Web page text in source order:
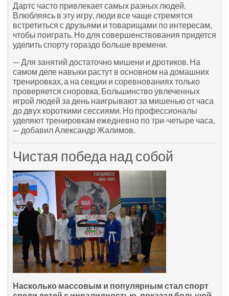
Дартс часто привлекает самых разных людей.
Влюбляясь в эту игру, люди все чаще стремятся
встретиться с друзьями и товарищами по интересам,
чтобы поиграть. Но для совершенствования придется
уделить спорту гораздо больше времени.
— Для занятий достаточно мишени и дротиков. На
самом деле навыки растут в основном на домашних
тренировках, а на секции и соревнованиях только
проверяется сноровка. Большинство увлеченных
игрой людей за день наигрывают за мишенью от часа
до двух короткими сессиями. Но профессионалы
уделяют тренировкам ежедневно по три-четыре часа,
— добавил Александр Жалимов.
Чистая победа над собой
Насколько массовым и популярным стал спорт